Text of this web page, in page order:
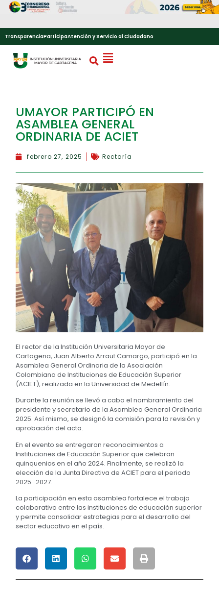
TransparenciaParticipaAtención y Servicio al Ciudadano
UMAYOR PARTICIPÓ EN
ASAMBLEA GENERAL
ORDINARIA DE ACIET
febrero 27, 2025 Rectoría
El rector de la Institución Universitaria Mayor de
Cartagena, Juan Alberto Arraut Camargo, participó en la
Asamblea General Ordinaria de la Asociación
Colombiana de Instituciones de Educación Superior
(ACIET), realizada en la Universidad de Medellín.
Durante la reunión se llevó a cabo el nombramiento del
presidente y secretario de la Asamblea General Ordinaria
2025. Así mismo, se designó la comisión para la revisión y
aprobación del acta.
En el evento se entregaron reconocimientos a
Instituciones de Educación Superior que celebran
quinquenios en el año 2024. Finalmente, se realizó la
elección de la Junta Directiva de ACIET para el periodo
2025–2027.
La participación en esta asamblea fortalece el trabajo
colaborativo entre las instituciones de educación superior
y permite consolidar estrategias para el desarrollo del
sector educativo en el país.